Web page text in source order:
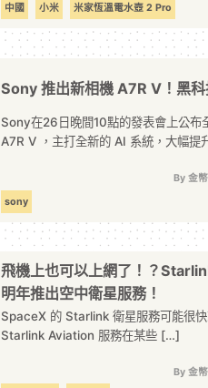
中國
小米 米家恆溫電水壺 2 Pro
Sony 推出新相機 A7R V！黑科
Sony在26日晚間10點的發表會上公布
A7R V ，主打全新的 AI 系統，大幅提
By 金
sony
飛機上也可以上網了！？
明年推出空中衛星服務！
SpaceX 的 Starlink 衛星服務可能很
Starlink Aviation 服務在某些 […]
By 金